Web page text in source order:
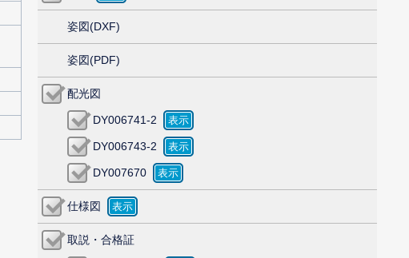
姿図(DXF)
姿図(PDF)
配光図
DY006741-2
DY006743-2
DY007670
仕様図
取説・合格証